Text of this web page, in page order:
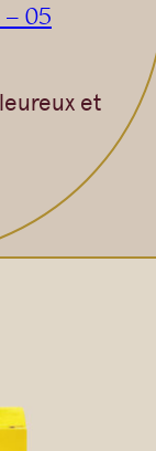
– 05
et